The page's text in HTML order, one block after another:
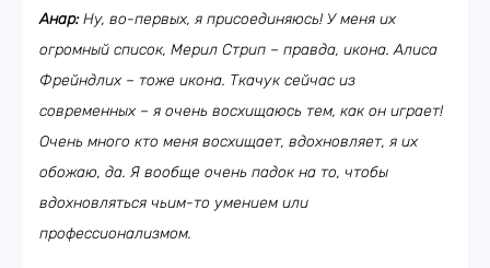
Анар:Ну, во-первых, я присоединяюсь! У меня их
огромный список, Мерил Стрип – правда, икона. Алиса
Фрейндлих – тоже икона. Ткачук сейчас из
современных – я очень восхищаюсь тем, как он играет!
Очень много кто меня восхищает, вдохновляет, я их
обожаю, да. Я вообще очень падок на то, чтобы
вдохновляться чьим-то умением или
профессионализмом.